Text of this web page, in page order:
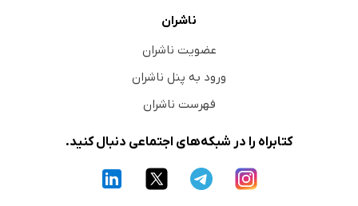
ناشران
عضویت ناشران
ورود به پنل ناشران
فهرست ناشران
کتابراه را در شبکه‌های اجتماعی دنبال کنید.